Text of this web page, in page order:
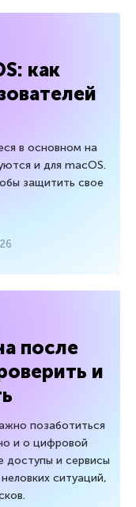
как
в основном на
и для macOS.
защитить свое
после
и
позаботиться
и о цифровой
доступы и сервисы
ситуаций,